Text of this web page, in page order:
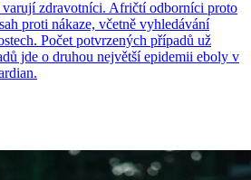
zdravotníci. Afričtí odborníci proto
proti nákaze, včetně vyhledávání
Počet potvrzených případů už
jde o druhou největší epidemii eboly v